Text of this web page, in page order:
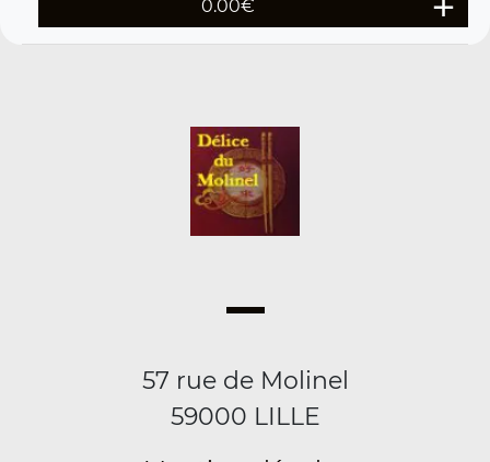
0.00€
57 rue de Molinel
59000 LILLE